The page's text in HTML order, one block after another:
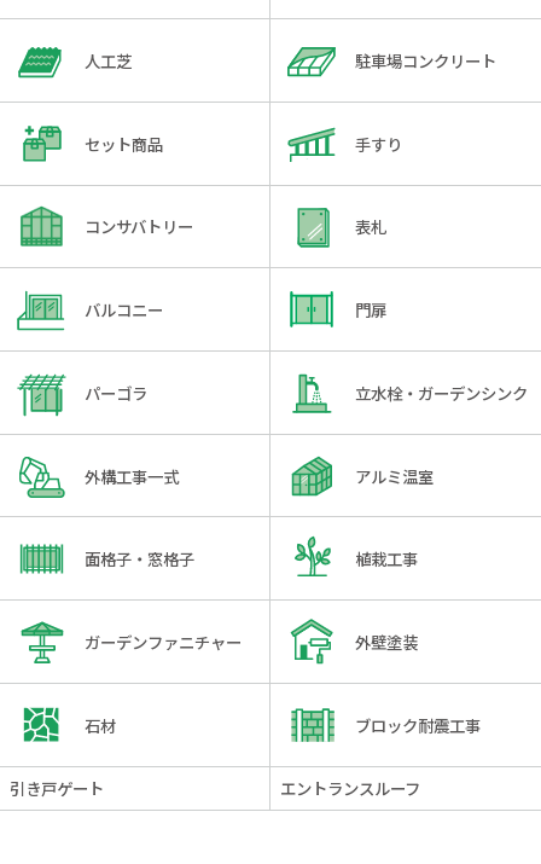
人工芝 駐車場コンクリート
セット商品 手すり
コンサバトリー 表札
バルコニー 門扉
パーゴラ 立水栓・ガーデンシンク
外構工事一式 アルミ温室
面格子・窓格子 植栽工事
ガーデンファニチャー 外壁塗装
石材 ブロック耐震工事
引き戸ゲート エントランスルーフ